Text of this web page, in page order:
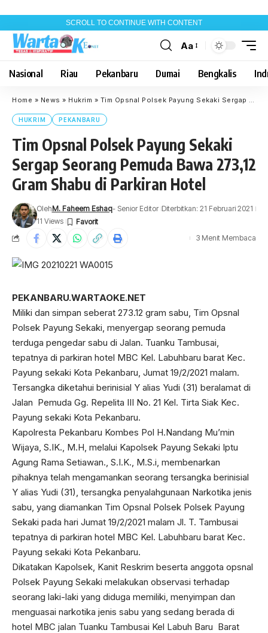
SCROLL TO CONTINUE WITH CONTENT
Font
Aa
Nasional Riau Pekanbaru Dumai Bengkalis
Home » News » Hukrim » Tim Opsnal Polsek Payung Sekaki Sergap Seorang Pemuda Bawa 273,12 Gram Shabu di Parkiran Hotel
HUKRIM PEKANBARU
Tim Opsnal Polsek Payung Sekaki
Sergap Seorang Pemuda Bawa 273,12
Gram Shabu di Parkiran Hotel
OlehM. Faheem Eshaq- Senior Editor Diterbitkan: 21 Februari 2021
11 Views
3 Menit Membaca
PEKANBARU.WARTAOKE.NET
Miliki dan simpan seberat 273.12 gram sabu, Tim Opsnal
Polsek Payung Sekaki, menyergap seorang pemuda
terduga pengedar sabu di Jalan. Tuanku Tambusai,
tepatnya di parkiran hotel MBC Kel. Labuhbaru barat Kec.
Payung sekaki Kota Pekanbaru, Jumat 19/2/2021 malam.
Tersangka diketahui berinisial Y alias Yudi (31) beralamat di
Jalan Pemuda Gg. Repelita III No. 21 Kel. Tirta Siak Kec.
Payung sekaki Kota Pekanbaru.
Kapolresta Pekanbaru Kombes Pol H.Nandang Mu’min
Wijaya, S.IK., M.H, melalui Kapolsek Payung Sekaki Iptu
Agung Rama Setiawan., S.I.K., M.S.i, membenarkan
pihaknya telah mengamankan seorang tersangka berinisial
Y alias Yudi (31), tersangka penyalahgunaan Narkotika jenis
sabu, yang diamankan Tim Opsnal Polsek Polsek Payung
Sekaki pada hari Jumat 19/2/2021 malam Jl. T. Tambusai
tepatnya di parkiran hotel MBC Kel. Labuhbaru barat Kec.
Payung sekaki Kota Pekanbaru.
Dikatakan Kapolsek, Kanit Reskrim beserta anggota opsnal
Polsek Payung Sekaki melakukan observasi terhadap
seorang laki-laki yang diduga memiliki, menyimpan dan
menguasai narkotika jenis sabu yang sedang berada di
hotel MBC jalan Tuanku Tambusai Kel Labuh Baru Barat